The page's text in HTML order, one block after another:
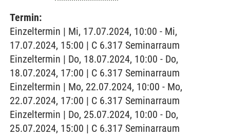
Termin:
Einzeltermin | Mi, 17.07.2024, 10:00 - Mi,
17.07.2024, 15:00 | C 6.317 Seminarraum
Einzeltermin | Do, 18.07.2024, 10:00 - Do,
18.07.2024, 17:00 | C 6.317 Seminarraum
Einzeltermin | Mo, 22.07.2024, 10:00 - Mo,
22.07.2024, 17:00 | C 6.317 Seminarraum
Einzeltermin | Do, 25.07.2024, 10:00 - Do,
25.07.2024, 15:00 | C 6.317 Seminarraum